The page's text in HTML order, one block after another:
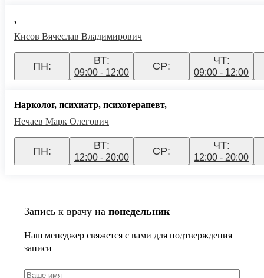
,
Кисов Вячеслав Владимирович
ПН: ВТ:
09:00 - 12:00
СР: ЧТ:
09:00 - 12:00
Нарколог, психиатр, психотерапевт,
Нечаев Марк Олегович
ПН: ВТ:
12:00 - 20:00
СР: ЧТ:
12:00 - 20:00
Запись к врачу на понедельник
Наш менеджер свяжется с вами для подтверждения
записи